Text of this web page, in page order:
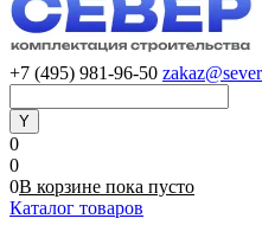
+7 (495) 981-96-50
0
0
0В корзине пока пусто
Каталог товаров